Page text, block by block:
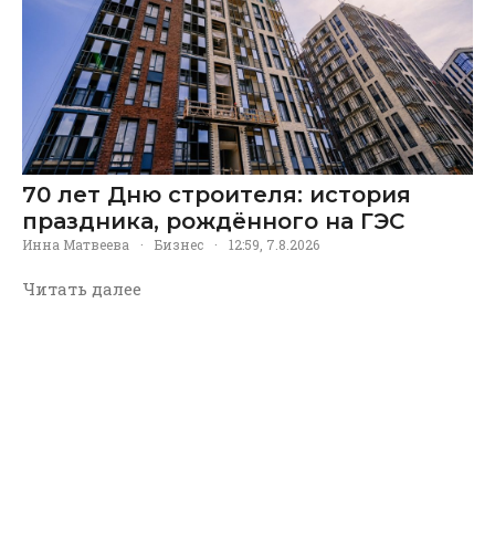
70 лет Дню строителя: история
праздника, рождённого на ГЭС
Инна Матвеева · Бизнес · 12:59, 7.8.2026
Читать далее